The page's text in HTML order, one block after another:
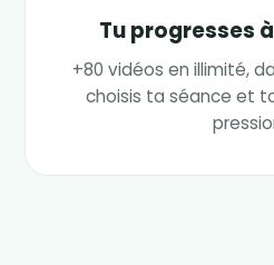
Tu progresses
+80 vidéos en illimité,
choisis ta séance et